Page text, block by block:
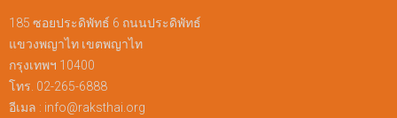
185 ซอยประดิพัทธ์ 6 ถนนประดิพัทธ์
แขวงพญาไท เขตพญาไท
กรุงเทพฯ 10400
โทร. 02-265-6888
อีเมล : info@raksthai.org